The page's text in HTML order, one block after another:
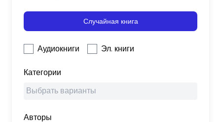
Случайная книга
Аудиокниги Эл. книги
Категории
Авторы